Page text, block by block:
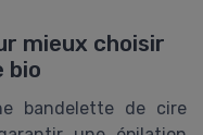
mieux choisir
bio
bandelette de cire